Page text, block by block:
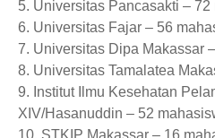
5. Universitas Pancasakti – 72
6. Universitas Fajar – 56
7. Universitas Dipa Makassar
8. Universitas Tamalatea
9. Institut Ilmu Kesehatan
XIV/Hasanuddin – 52